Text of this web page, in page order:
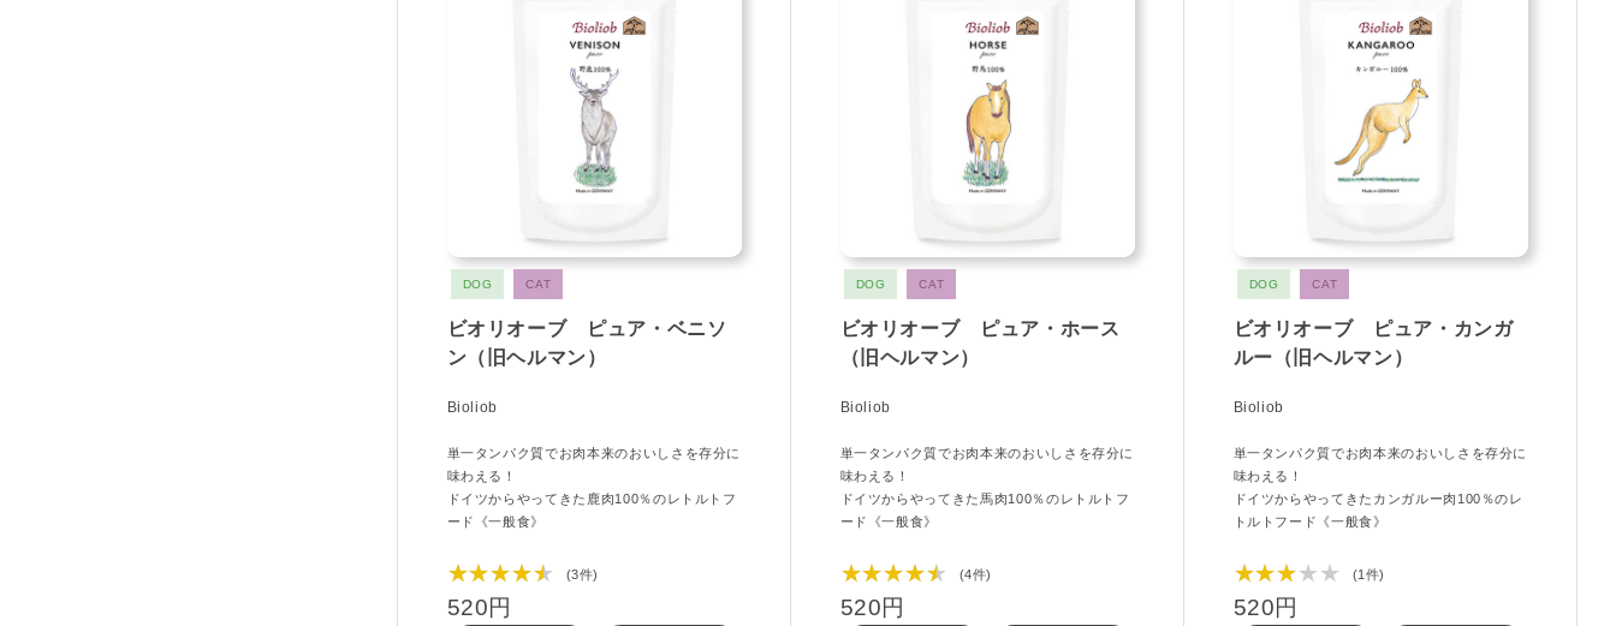
DOG CAT
ビオリオーブ ピュア・ベニソ
ン（旧ヘルマン）
Bioliob
単一タンパク質でお肉本来のおいしさを存分に
味わえる！
ドイツからやってきた鹿肉100％のレトルトフ
ード《一般食》
★★★★★ (3件)
520円
DOG CAT
ビオリオーブ ピュア・ホース
（旧ヘルマン）
Bioliob
単一タンパク質でお肉本来のおいしさを存分に
味わえる！
ドイツからやってきた馬肉100％のレトルトフ
ード《一般食》
★★★★★ (4件)
520円
DOG CAT
ビオリオーブ ピュア・カンガ
ルー（旧ヘルマン）
Bioliob
単一タンパク質でお肉本来のおいしさを存分に
味わえる！
ドイツからやってきたカンガルー肉100％のレ
トルトフード《一般食》
★★★★★ (1件)
520円